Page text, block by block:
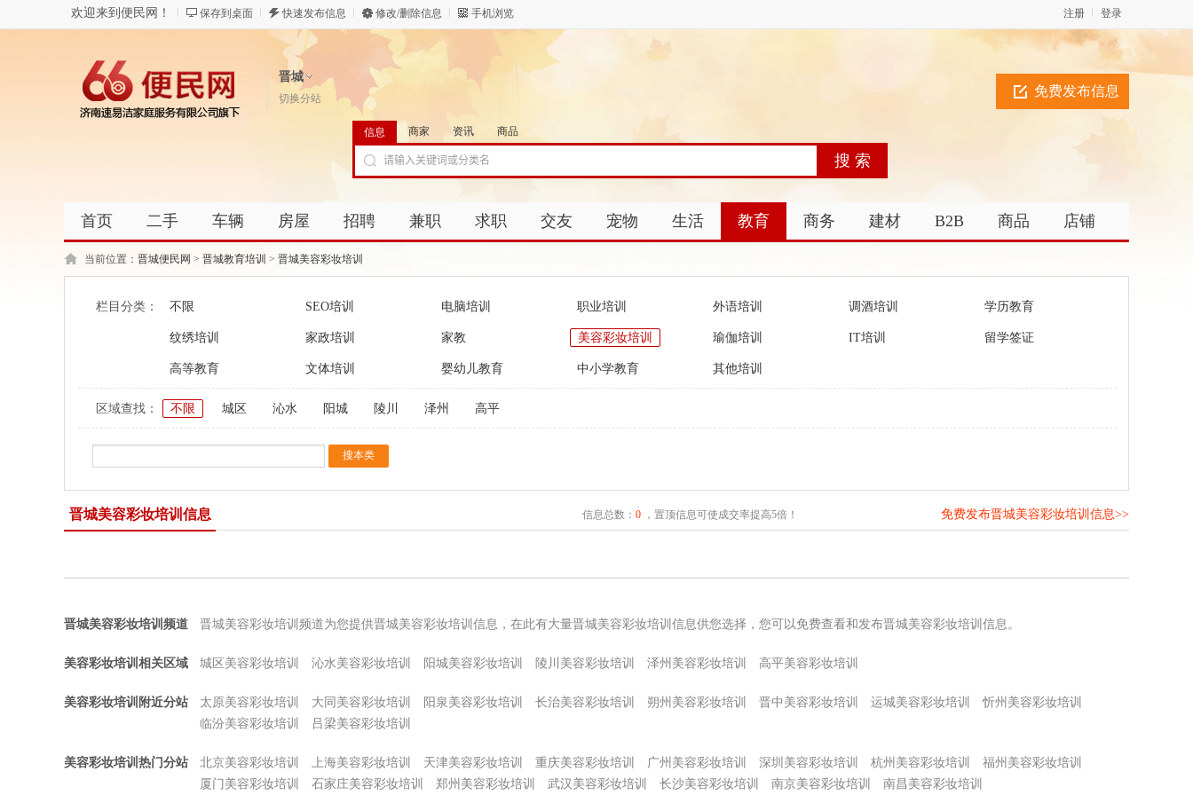
欢迎来到便民网！ 保存到桌面 快速发布信息 修改/删除信息 手机浏览 登录
注册
晋城
切换分站 免费发布信息
信息 商家 资讯 商品
首页 二手 车辆 房屋 招聘 兼职 求职 交友 宠物 生活 教育 商务 建材 B2B 商品 店铺
当前位置： 晋城便民网 > 晋城教育培训 > 晋城美容彩妆培训
栏目分类： 不限 SEO培训 电脑培训 职业培训 外语培训 调酒培训 学历教育
纹绣培训 家政培训 家教 美容彩妆培训 瑜伽培训 IT培训 留学签证
高等教育 文体培训 婴幼儿教育 中小学教育 其他培训
区域查找： 不限 城区 沁水 阳城 陵川 泽州 高平
晋城美容彩妆培训信息 信息总数： 0，置顶信息可使成交率提高5倍！ 免费发布晋城美容彩妆培训信息>>
晋城美容彩妆培训频道 晋城美容彩妆培训频道为您提供晋城美容彩妆培训信息，在此有大量晋城美容彩妆培训信息供您选择，您可以免费查看和发布晋城美容彩妆培训信息。
美容彩妆培训相关区域 城区美容彩妆培训 沁水美容彩妆培训 阳城美容彩妆培训 陵川美容彩妆培训 泽州美容彩妆培训 高平美容彩妆培训
美容彩妆培训附近分站 太原美容彩妆培训 大同美容彩妆培训 阳泉美容彩妆培训 长治美容彩妆培训 朔州美容彩妆培训 晋中美容彩妆培训 运城美容彩妆培训
忻州美容彩妆培训
临汾美容彩妆培训
吕梁美容彩妆培训
美容彩妆培训热门分站 北京美容彩妆培训 上海美容彩妆培训 天津美容彩妆培训 重庆美容彩妆培训 广州美容彩妆培训 深圳美容彩妆培训 杭州美容彩妆培训
福州美容彩妆培训
厦门美容彩妆培训
石家庄美容彩妆培训 郑州美容彩妆培训 武汉美容彩妆培训 长沙美容彩妆培训 南京美容彩妆培训 南昌美容彩妆培训